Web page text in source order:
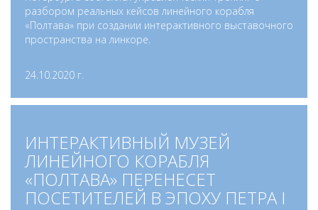
разбором реальных кейсов линейного корабля
«Полтава» при создании интерактивного выставочного
пространства на линкоре.
24.10.2020 г.
ИНТЕРАКТИВНЫЙ МУЗЕЙ
ЛИНЕЙНОГО КОРАБЛЯ
«ПОЛТАВА» ПЕРЕНЕСЕТ
ПОСЕТИТЕЛЕЙ В ЭПОХУ ПЕТРА I